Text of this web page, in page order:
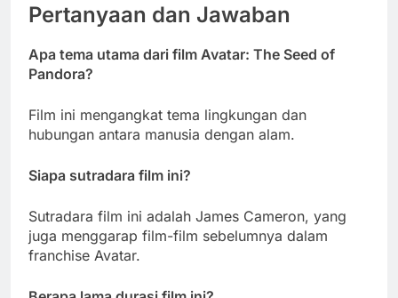
Pertanyaan dan Jawaban
Apa tema utama dari film Avatar: The Seed of
Pandora?
Film ini mengangkat tema lingkungan dan
hubungan antara manusia dengan alam.
Siapa sutradara film ini?
Sutradara film ini adalah James Cameron, yang
juga menggarap film-film sebelumnya dalam
franchise Avatar.